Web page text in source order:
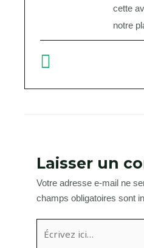
cette
notre
Laisser un
Votre adresse e-mail ne
champs obligatoires sont
ici…